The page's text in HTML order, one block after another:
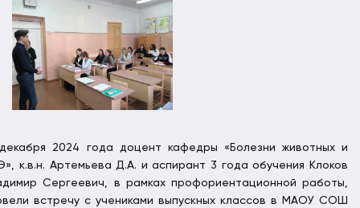
2024 года доцент кафедры «Болезни животных и
к.в.н. Артемьева Д.А. и аспирант 3 года обучения Клоков
Сергеевич, в рамках профориентационной работы,
встречу с учениками выпускных классов в МАОУ СОШ